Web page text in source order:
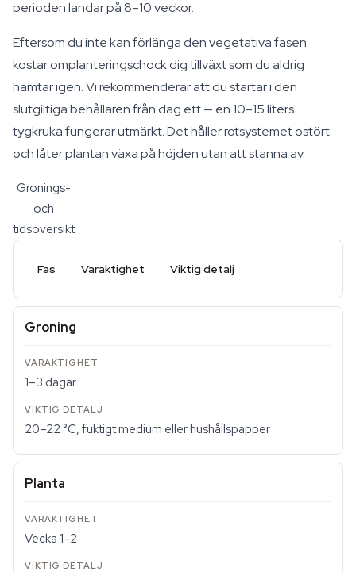
perioden landar på 8–10 veckor.
Eftersom du inte kan förlänga den vegetativa fasen
kostar omplanteringschock dig tillväxt som du aldrig
hämtar igen. Vi rekommenderar att du startar i den
slutgiltiga behållaren från dag ett — en 10–15 liters
tygkruka fungerar utmärkt. Det håller rotsystemet ostört
och låter plantan växa på höjden utan att stanna av.
Gronings-
och
tidsöversikt
Fas Varaktighet Viktig detalj
Groning
1–3 dagar
20–22 °C, fuktigt medium eller hushållspapper
Planta
Vecka 1–2